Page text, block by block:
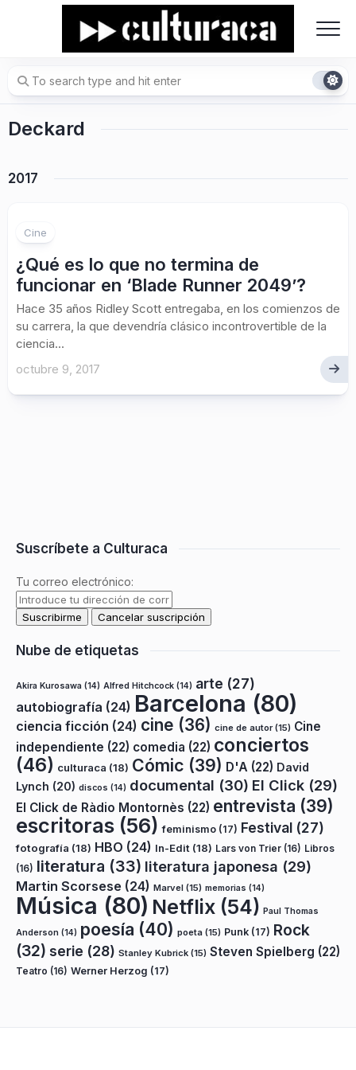
Deckard
2017
Cine
¿Qué es lo que no termina de
funcionar en ‘Blade Runner 2049’?
Hace 35 años Ridley Scott entregaba, en los comienzos de
su carrera, la que devendría clásico incontrovertible de la
ciencia...
octubre 9, 2017
Suscríbete a Culturaca
Tu correo electrónico:
Nube de etiquetas
Akira Kurosawa (14) Alfred Hitchcock (14) arte (27)
autobiografía (24) Barcelona (80)
ciencia ficción (24) cine (36) cine de autor(15) Cine
independiente (22) comedia (22) conciertos
(46) culturaca (18) Cómic (39) D'A (22) David
Lynch (20) discos (14) documental (30) El Click (29)
El Click de Ràdio Montornès (22) entrevista (39)
escritoras (56) feminismo (17) Festival (27)
fotografía (18) HBO (24) In-Edit (18) Lars von Trier (16) Libros
(16) literatura (33) literatura japonesa (29)
Martin Scorsese (24) Marvel (15) memorias (14)
Música (80) Netflix (54) Paul Thomas
Anderson (14) poesía (40) poeta (15) Punk (17) Rock
(32) serie (28) Stanley Kubrick (15) Steven Spielberg (22)
Teatro (16) Werner Herzog (17)